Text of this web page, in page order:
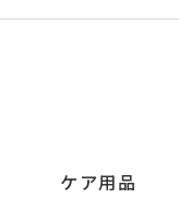
ケア用品